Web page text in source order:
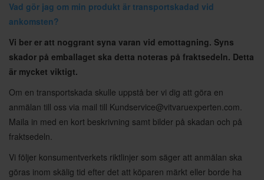
Vad gör jag om min produkt är transportskadad vid
ankomsten?
Vi ber er att noggrant syna varan vid emottagning. Syns
skador på emballaget ska detta noteras på fraktsedeln. Detta
är mycket viktigt.
Om en transportskada skulle uppstå ber vi dig att göra en
anmälan till oss via mail till Kundservice@vitvaruexperten.com.
Maila in med en kort beskrivning samt bilder på skadan och på
fraktsedeln.
Vi följer konsumentverkets riktlinjer som säger att anmälan ska
göras inom skälig tid efter det att köparen märkt eller borde ha